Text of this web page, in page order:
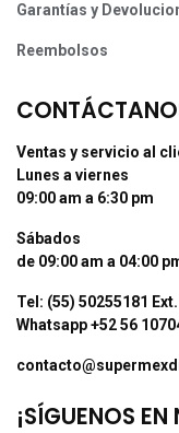
Garantías y
Reembolsos
Ventas y servicio al
Lunes a viernes
09:00 am a 6:30 pm
Sábados
de 09:00 am a 04:00
Tel: (55) 50255181
Whatsapp +52 56
¡SÍGUENOS EN